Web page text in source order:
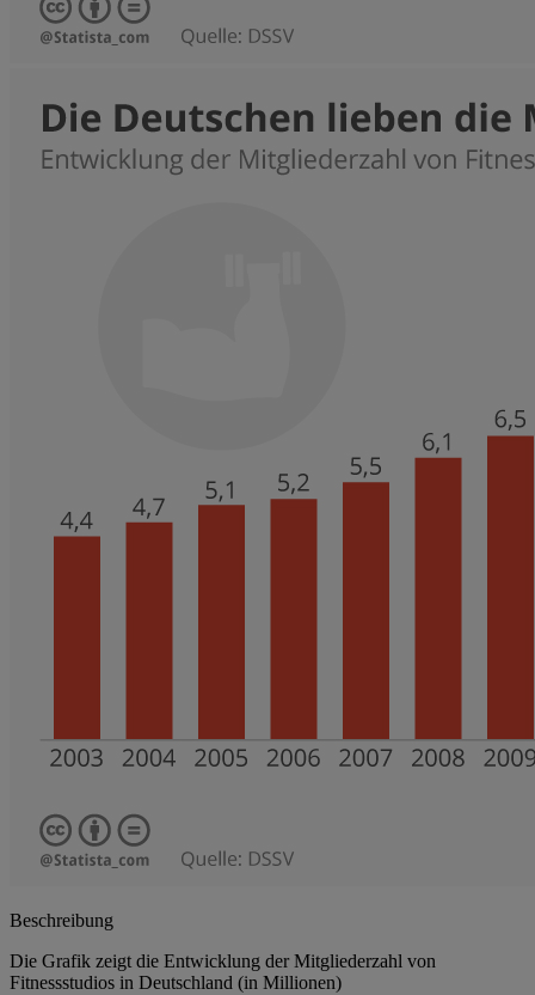
Beschreibung
Die Grafik zeigt die Entwicklung der Mitgliederzahl von
Fitnessstudios in Deutschland (in Millionen)